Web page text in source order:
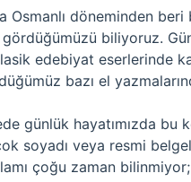
döneminden beri
gördüğümüzü biliyoruz.
edebiyat eserlerinde
bazı el
günlük hayatımızda bu
soyadı veya resmi
çoğu zaman